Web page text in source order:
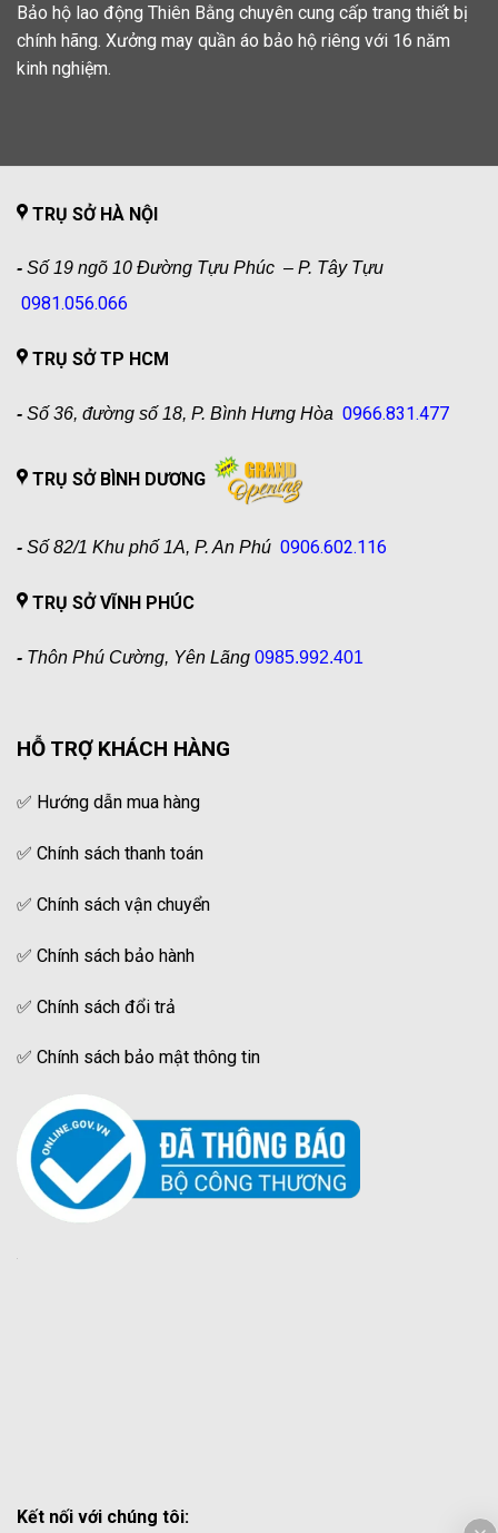
Bảo hộ lao động Thiên Bằng chuyên cung cấp trang thiết bị
chính hãng. Xưởng may quần áo bảo hộ riêng với 16 năm
kinh nghiệm.
TRỤ SỞ HÀ NỘI
- Số 19 ngõ 10 Đường Tựu Phúc – P. Tây Tựu
0981.056.066
TRỤ SỞ TP HCM
- Số 36, đường số 18, P. Bình Hưng Hòa 0966.831.477
TRỤ SỞ BÌNH DƯƠNG
- Số 82/1 Khu phố 1A, P. An Phú 0906.602.116
TRỤ SỞ VĨNH PHÚC
- Thôn Phú Cường, Yên Lãng 0985.992.401
HỖ TRỢ KHÁCH HÀNG
✅ Hướng dẫn mua hàng
✅ Chính sách thanh toán
✅ Chính sách vận chuyển
✅ Chính sách bảo hành
✅ Chính sách đổi trả
✅ Chính sách bảo mật thông tin
Kết nối với chúng tôi: